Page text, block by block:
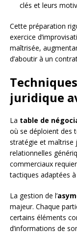
clés et leurs
Cette préparation
exercice
maîtrisée,
d’aboutir à un
juridique
La table de
où se déploient des
stratégie et maîtrise
relationnelles
commerciaux
tactiques adaptées
La gestion de l’
majeur. Chaque
certains éléments
d’informations de